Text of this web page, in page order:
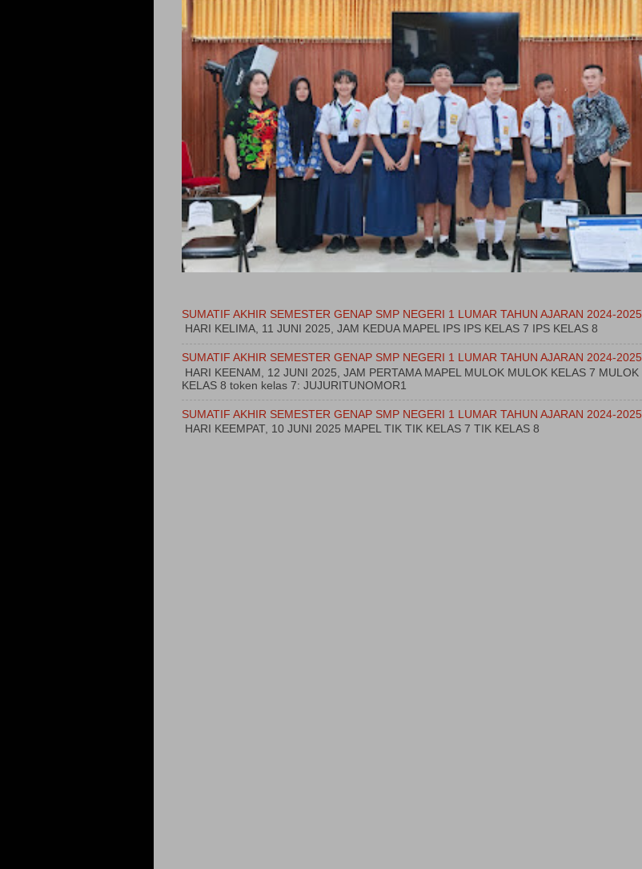
SUMATIF AKHIR SEMESTER GENAP SMP NEGERI 1 LUMAR TAHUN AJARAN 2024-2025
HARI KELIMA, 11 JUNI 2025, JAM KEDUA MAPEL IPS IPS KELAS 7 IPS KELAS 8
SUMATIF AKHIR SEMESTER GENAP SMP NEGERI 1 LUMAR TAHUN AJARAN 2024-2025
HARI KEENAM, 12 JUNI 2025, JAM PERTAMA MAPEL MULOK MULOK KELAS 7 MULOK
KELAS 8 token kelas 7: JUJURITUNOMOR1
SUMATIF AKHIR SEMESTER GENAP SMP NEGERI 1 LUMAR TAHUN AJARAN 2024-2025
HARI KEEMPAT, 10 JUNI 2025 MAPEL TIK TIK KELAS 7 TIK KELAS 8